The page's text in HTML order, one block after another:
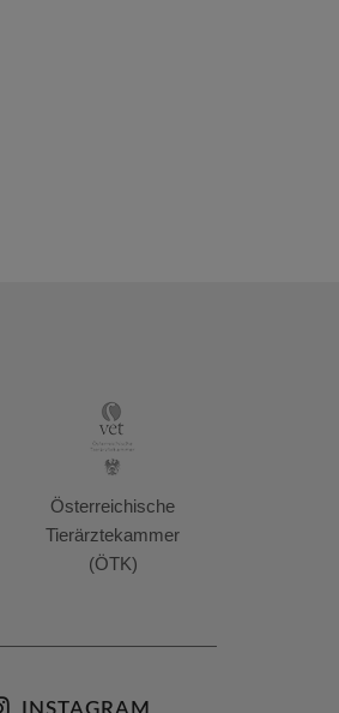
Österreichische
Tierärztekammer
(ÖTK)
INSTAGRAM